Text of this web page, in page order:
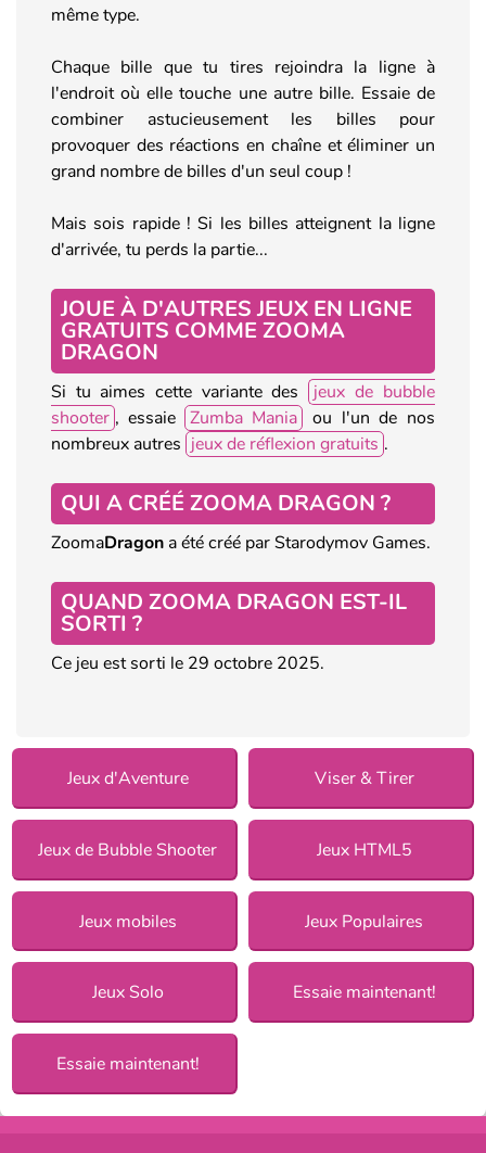
même type.
Chaque bille que tu tires rejoindra la ligne à
l'endroit où elle touche une autre bille. Essaie de
combiner astucieusement les billes pour
provoquer des réactions en chaîne et éliminer un
grand nombre de billes d'un seul coup !
Mais sois rapide ! Si les billes atteignent la ligne
d'arrivée, tu perds la partie...
JOUE À D'AUTRES JEUX EN LIGNE
GRATUITS COMME ZOOMA
DRAGON
Si tu aimes cette variante des
jeux de bubble
shooter , essaie Zumba Mania
ou l'un de nos
nombreux autres jeux de réflexion gratuits .
QUI A CRÉÉ ZOOMA DRAGON ?
ZoomaDragon a été créé par Starodymov Games.
QUAND ZOOMA DRAGON EST-IL
SORTI ?
Ce jeu est sorti le 29 octobre 2025.
Jeux d'Aventure Viser & Tirer
Jeux de Bubble Shooter Jeux HTML5
Jeux mobiles Jeux Populaires
Jeux Solo Essaie maintenant!
Essaie maintenant!